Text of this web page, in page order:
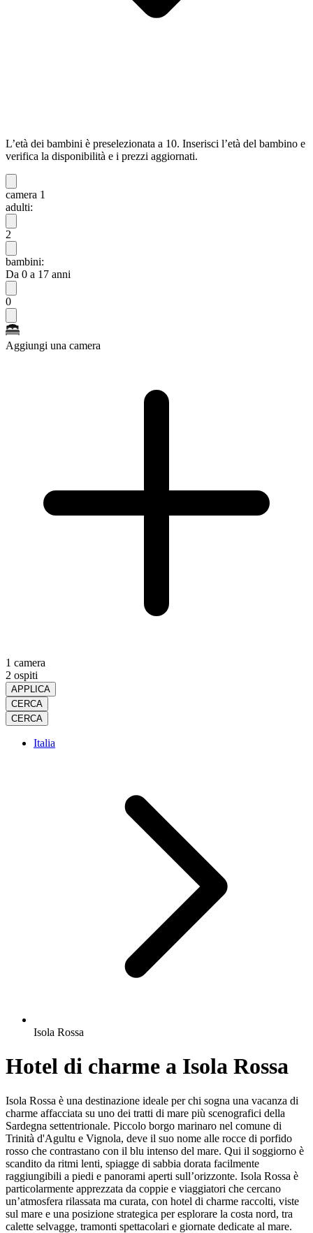
L’età dei bambini è preselezionata a 10. Inserisci l’età del bambino e
verifica la disponibilità e i prezzi aggiornati.
camera 1
adulti:
2
bambini:
Da 0 a 17 anni
0
Aggiungi una camera
1 camera
2 ospiti
APPLICA
CERCA
CERCA
Italia
Isola Rossa
Hotel di charme a Isola Rossa
Isola Rossa è una destinazione ideale per chi sogna una vacanza di
charme affacciata su uno dei tratti di mare più scenografici della
Sardegna settentrionale. Piccolo borgo marinaro nel comune di
Trinità d'Agultu e Vignola, deve il suo nome alle rocce di porfido
rosso che contrastano con il blu intenso del mare. Qui il soggiorno è
scandito da ritmi lenti, spiagge di sabbia dorata facilmente
raggiungibili a piedi e panorami aperti sull’orizzonte. Isola Rossa è
particolarmente apprezzata da coppie e viaggiatori che cercano
un’atmosfera rilassata ma curata, con hotel di charme raccolti, viste
sul mare e una posizione strategica per esplorare la costa nord, tra
calette selvagge, tramonti spettacolari e giornate dedicate al mare.